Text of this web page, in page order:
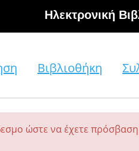
Hλεκτρονική
Βιβλιοθήκη
ώστε να έχετε